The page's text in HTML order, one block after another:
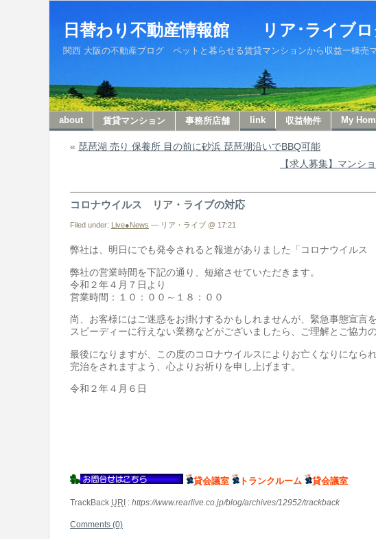
日替わり不動産情報館 リア･ライブロ
関西 大阪の不動産ブログ ペットと暮らせる賃貸マンションから収益一棟
about 賃貸マンション 事務所店舗 link 収益物件 My
« 琵琶湖 売り 保養所 目の前に砂浜 琵琶湖沿いでBBQ可能
【求人募集】マンシ
コロナウイルス リア・ライブの対応
Filed under: Live●News — リア・ライブ @ 17:21
弊社は、明日にでも発令されると報道がありました「コロナウイル
弊社の営業時間を下記の通り、短縮させていただきます。
令和２年４月７日より
営業時間：１０：００～１８：００
尚、お客様にはご迷惑をお掛けするかもしれませんが、緊急事態宣言
スピーディーに行えない業務などがございましたら、ご理解とご協力
最後になりますが、この度のコロナウイルスによりお亡くなりにな
完治をされますよう、心よりお祈りを申し上げます。
令和２年４月６日
貸会議室 トランクルーム 貸会議室
TrackBack URI : https://www.rearlive.co.jp/blog/archives/12952/trackback
Comments (0)